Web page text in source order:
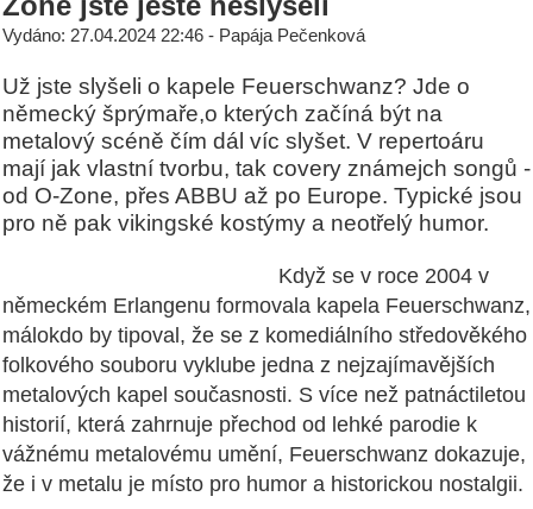
Vydáno: 27.04.2024 22:46 - Papája Pečenková
Už jste slyšeli o kapele Feuerschwanz? Jde o
německý šprýmaře,o kterých začíná být na
metalový scéně čím dál víc slyšet. V repertoáru
mají jak vlastní tvorbu, tak covery známejch songů -
od O-Zone, přes ABBU až po Europe. Typické jsou
pro ně pak vikingské kostýmy a neotřelý humor.
Když se v roce 2004 v
německém Erlangenu formovala kapela Feuerschwanz,
málokdo by tipoval, že se z komediálního středověkého
folkového souboru vyklube jedna z nejzajímavějších
metalových kapel současnosti. S více než patnáctiletou
historií, která zahrnuje přechod od lehké parodie k
vážnému metalovému umění, Feuerschwanz dokazuje,
že i v metalu je místo pro humor a historickou nostalgii.